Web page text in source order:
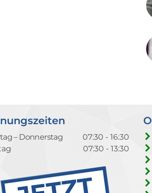
– Donnerstag
07:30 - 16:30
07:30 - 13:30